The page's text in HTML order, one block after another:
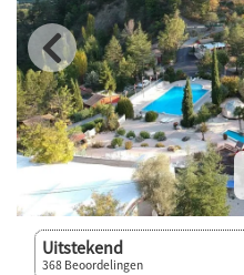
Uitstekend
368 Beoordelingen